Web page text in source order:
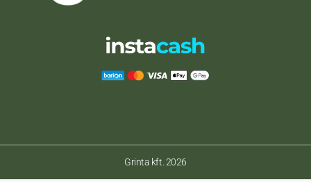
Grinta kft. 2026